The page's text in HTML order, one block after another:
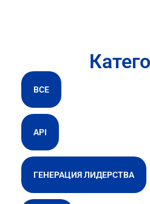
ВСЕ
API
ГЕНЕРАЦИЯ ЛИДЕРСТВА